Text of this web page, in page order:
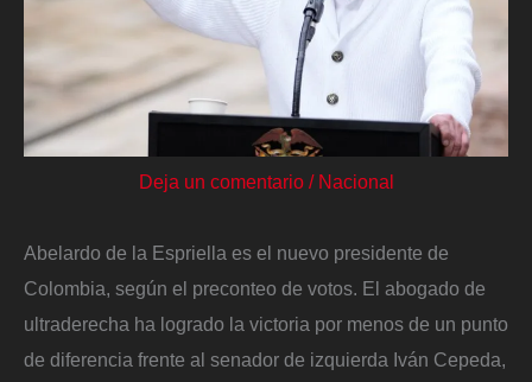
Deja un comentario / Nacional
Abelardo de la Espriella es el nuevo presidente de
Colombia, según el preconteo de votos. El abogado de
ultraderecha ha logrado la victoria por menos de un punto
de diferencia frente al senador de izquierda Iván Cepeda,